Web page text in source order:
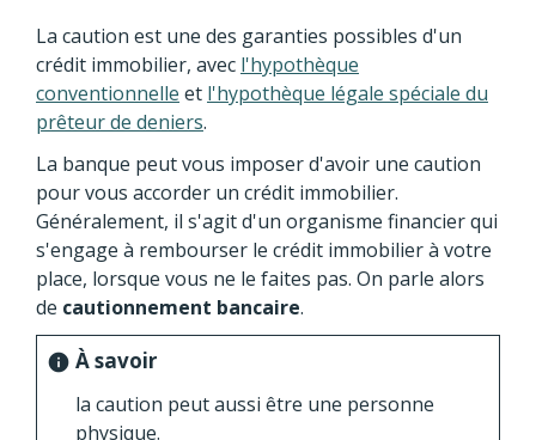
La caution est une des garanties possibles d'un
crédit immobilier, avec l'hypothèque
conventionnelle et l'hypothèque légale spéciale du
prêteur de deniers.
La banque peut vous imposer d'avoir une caution
pour vous accorder un crédit immobilier.
Généralement, il s'agit d'un organisme financier qui
s'engage à rembourser le crédit immobilier à votre
place, lorsque vous ne le faites pas. On parle alors
de cautionnement bancaire.
info À savoir
la caution peut aussi être une personne
physique.